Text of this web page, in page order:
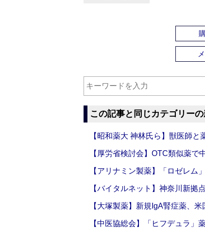
この記事と同じカテゴリー
【昭和薬大 神林氏ら】獣医師
【厚労省検討会】OTC類似薬で
【アリナミン製薬】「ロゼレム
【バイタルネット】神奈川新拠
【大塚製薬】新規IgA腎症薬、
【中医協総会】「ヒフデュラ」